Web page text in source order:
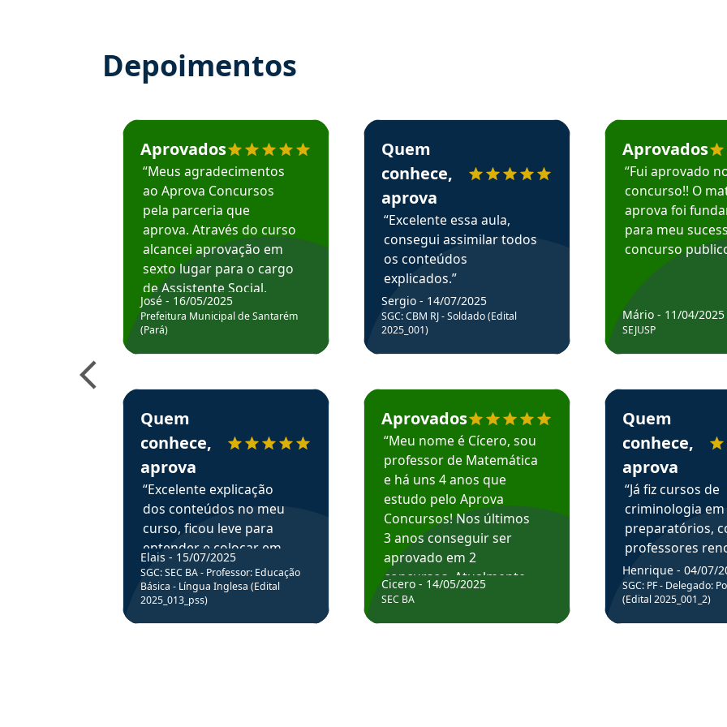
Depoimentos
Estudante José recomenda o Aprova Concursos em depoimento
Aprovados
“Meus agradecimentos
ao Aprova Concursos
pela parceria que
aprova. Através do curso
alcancei aprovação em
sexto lugar para o cargo
de Assistente Social.
Hoje estou atuando na
Prefeitura de Santarém.
José - 16/05/2025
Prefeitura Municipal de Santarém
(Pará)
Estudante Elais recomenda o Aprova Concursos em depoimento
Quem
conhece,
aprova
“Excelente explicação
dos conteúdos no meu
curso, ficou leve para
entender e colocar em
prática através da
resolução de questões.”
Elais - 15/07/2025
SGC: SEC BA - Professor: Educação
Básica - Língua Inglesa (Edital
2025_013_pss)
Estudante Sergio recomenda o Aprova Concursos em depoimento
Quem
conhece,
aprova
“Excelente essa aula,
consegui assimilar todos
os conteúdos
explicados.”
Sergio - 14/07/2025
SGC: CBM RJ - Soldado (Edital
2025_001)
Estudante Cicero recomenda o Aprova Concursos em depoimento
Aprovados
“Meu nome é Cícero, sou
professor de Matemática
e há uns 4 anos que
estudo pelo Aprova
Concursos! Nos últimos
3 anos conseguir ser
aprovado em 2
concursos. Atualmente,
estou atuando como
Cicero - 14/05/2025
SEC BA
Estudante Mário
Aprovados
“Fui aprovado
concurso!! O
aprova foi
para meu
concurso
Mário - 11/04/2025
SEJUSP
Estudante Henrique
Quem
conhece,
aprova
“Já fiz cursos de
criminologia em
preparatórios,
professores
fiz curso em pós
graduação.
Professor do
sem dúvida, o
Henrique - 04/07/
SGC: PF - Delegado:
(Edital 2025_001_2)